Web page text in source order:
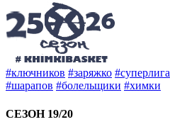
#ключников #заряжко #суперлига
#шарапов #болельщики #химки
СЕЗОН 19/20